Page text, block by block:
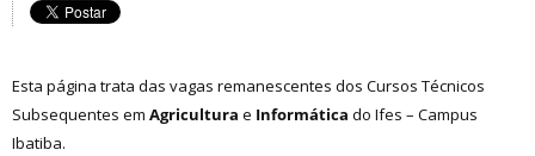
Esta página trata das vagas remanescentes dos Cursos Técnicos
Subsequentes em Agricultura e Informática do Ifes – Campus
Ibatiba.